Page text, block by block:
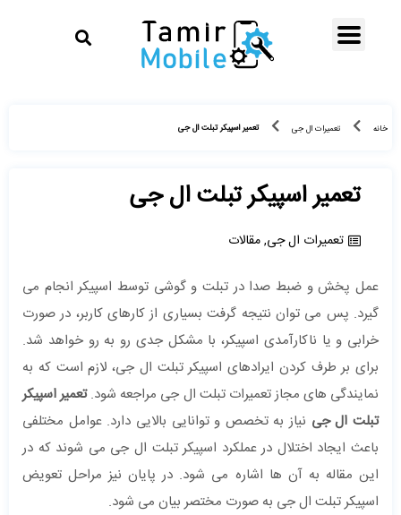
خانه تعمیرات ال جی تعمیر اسپیکر تبلت ال جی
تعمیر اسپیکر تبلت ال جی
تعمیرات ال جی,مقالات
عمل پخش و ضبط صدا در تبلت و گوشی توسط اسپیکر انجام می
گیرد. پس می توان نتیجه گرفت بسیاری از کارهای کاربر، در صورت
خرابی و یا ناکارآمدی اسپیکر، با مشکل جدی رو به رو خواهد شد.
برای بر طرف کردن ایرادهای اسپیکر تبلت ال جی، لازم است که به
نمایندگی های مجاز تعمیرات تبلت ال جی مراجعه شود.تعمیر اسپیکر
تبلت ال جی نیاز به تخصص و توانایی بالایی دارد. عوامل مختلفی
باعث ایجاد اختلال در عملکرد اسپیکر تبلت ال جی می شوند که در
این مقاله به آن ها اشاره می شود. در پایان نیز مراحل تعویض
اسپیکر تبلت ال جی به صورت مختصر بیان می شود.